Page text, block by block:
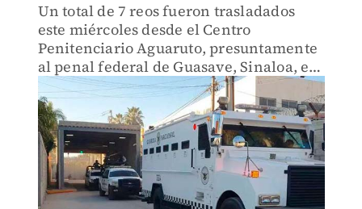
Un total de 7 reos fueron trasladados
este miércoles desde el Centro
Penitenciario Aguaruto, presuntamente
al penal federal de Guasave, Sinaloa, en
medio de un dispositivo de seguridad en
el que participaron elementos policiales
y personal militar.